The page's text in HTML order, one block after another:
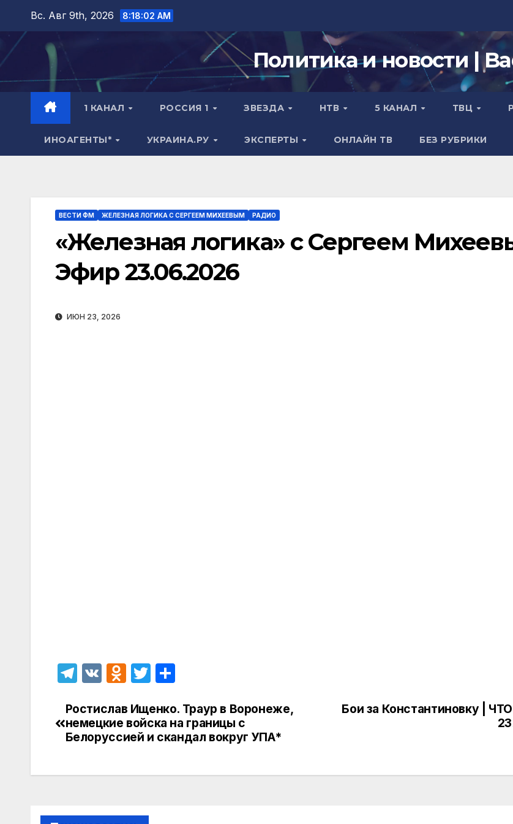
Перейти
содержимому
Вс. Авг 9th, 2026 8:18:03 AM
Политика и новости |
1 КАНАЛ РОССИЯ 1 ЗВЕЗДА НТВ 5 КАНАЛ ТВЦ
ИНОАГЕНТЫ* УКРАИНА.РУ ЭКСПЕРТЫ ОНЛАЙН ТВ БЕЗ РУБРИКИ
ВЕСТИ ФМ ЖЕЛЕЗНАЯ ЛОГИКА С СЕРГЕЕМ МИХЕЕВЫМ РАДИО
«Железная логика» с Сергеем
Эфир 23.06.2026
ИЮН 23, 2026
T
e
gr
m
V
O
n
o
a
s
T
itt
er
п
р
а
в
Навигация
по
Бои за Константиновку |
Ростислав Ищенко. Траур в Воронеже,
немецкие войска на границы с
Белоруссией и скандал вокруг УПА*